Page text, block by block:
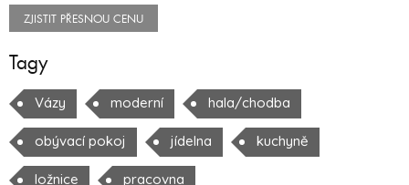
ZJISTIT PŘESNOU CENU
Tagy
Vázy moderní hala/chodba
obývací pokoj jídelna kuchyně
ložnice pracovna